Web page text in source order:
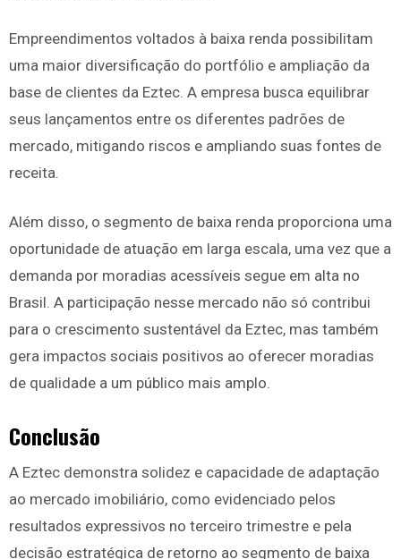
Empreendimentos voltados à baixa renda possibilitam
uma maior diversificação do portfólio e ampliação da
base de clientes da Eztec. A empresa busca equilibrar
seus lançamentos entre os diferentes padrões de
mercado, mitigando riscos e ampliando suas fontes de
receita.
Além disso, o segmento de baixa renda proporciona uma
oportunidade de atuação em larga escala, uma vez que a
demanda por moradias acessíveis segue em alta no
Brasil. A participação nesse mercado não só contribui
para o crescimento sustentável da Eztec, mas também
gera impactos sociais positivos ao oferecer moradias
de qualidade a um público mais amplo.
Conclusão
A Eztec demonstra solidez e capacidade de adaptação
ao mercado imobiliário, como evidenciado pelos
resultados expressivos no terceiro trimestre e pela
decisão estratégica de retorno ao segmento de baixa